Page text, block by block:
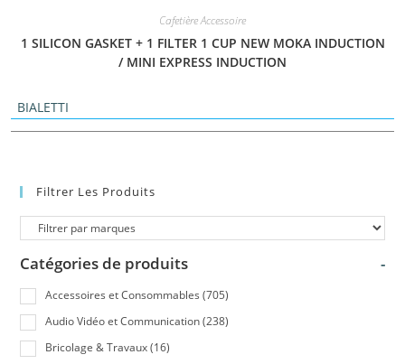
Cafetière Accessoire
1 SILICON GASKET + 1 FILTER 1 CUP NEW MOKA INDUCTION
/ MINI EXPRESS INDUCTION
BIALETTI
Filtrer Les Produits
Catégories de produits -
Accessoires et Consommables (705)
Audio Vidéo et Communication (238)
Bricolage & Travaux (16)